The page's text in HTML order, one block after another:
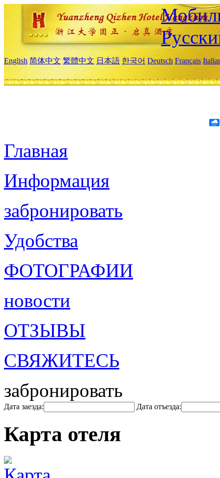
English 简体中文 繁體中文 日本語 한국어 Deutsch Français
Главная
Информация
забронировать
Удобства
ФОТОГРАФИИ
новости
ОТЗЫВЫ
СВЯЖИТЕСЬ
забронировать
Дата заезда: Дата отъезда:
Карта отеля